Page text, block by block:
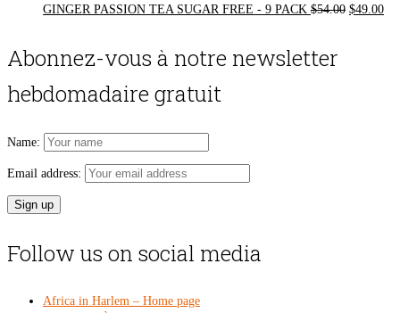
GINGER PASSION TEA SUGAR FREE - 9 PACK $54.00 Original
$49.00
Abonnez-vous à notre newsletter
hebdomadaire gratuit
Name:
Email address:
Follow us on social media
Africa in Harlem – Home page